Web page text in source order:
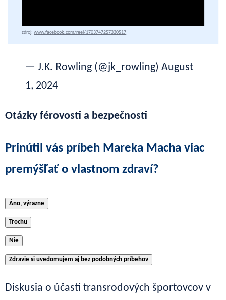
zdroj:www.facebook.com/reel/1703747257330517
— J.K. Rowling (@jk_rowling) August
1, 2024
Otázky férovosti a bezpečnosti
Prinútil vás príbeh Mareka Macha viac
premýšľať o vlastnom zdraví?
Áno, výrazne
Trochu
Nie
Zdravie si uvedomujem aj bez podobných príbehov
Diskusia o účasti transrodových športovcov v